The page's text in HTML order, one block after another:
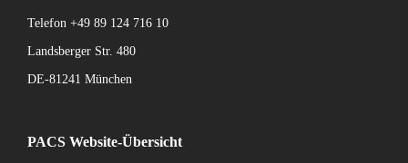
Telefon +49 89 124 716 10
Landsberger Str. 480
DE-81241 München
PACS Website-Übersicht